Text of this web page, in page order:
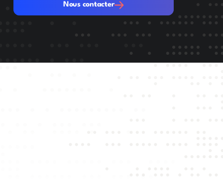
Nous contacter